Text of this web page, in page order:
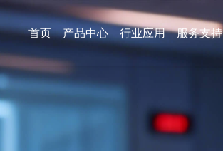
首页 产品中心 行业应用 服务支持